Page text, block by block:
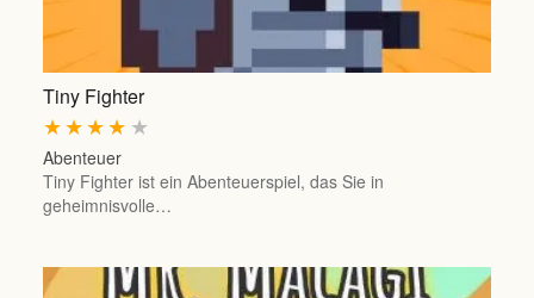
Tiny Fighter
★
★
★
★
★
Abenteuer
Tiny Fighter ist ein Abenteuerspiel, das Sie in
geheimnisvolle…